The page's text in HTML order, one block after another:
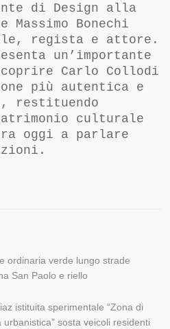
di Design alla
e Massimo Bonechi
regista e attore.
un’importante
Carlo Collodi
più autentica e
restituendo
culturale
oggi a parlare
ordinaria verde lungo strade
San Paolo e riello
istituita sperimentale “Zona di
sosta veicoli residenti